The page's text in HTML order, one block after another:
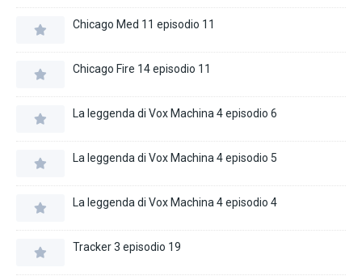
Chicago Med 11 episodio 11
Chicago Fire 14 episodio 11
La leggenda di Vox Machina 4 episodio 6
La leggenda di Vox Machina 4 episodio 5
La leggenda di Vox Machina 4 episodio 4
Tracker 3 episodio 19